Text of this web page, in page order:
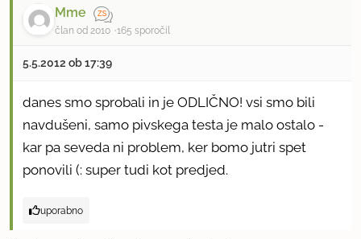
Mme
član od 2010 165 sporočil
5.5.2012 ob 17:39
danes smo sprobali in je ODLIČNO! vsi smo bili
navdušeni, samo pivskega testa je malo ostalo -
kar pa seveda ni problem, ker bomo jutri spet
ponovili (: super tudi kot predjed.
uporabno